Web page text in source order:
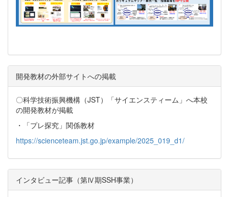
開発教材の外部サイトへの掲載
〇科学技術振興機構（JST）「サイエンスティーム」へ本校
の開発教材が掲載
・「プレ探究」関係教材
https://scienceteam.jst.go.jp/example/2025_019_d1/
インタビュー記事（第Ⅳ期SSH事業）